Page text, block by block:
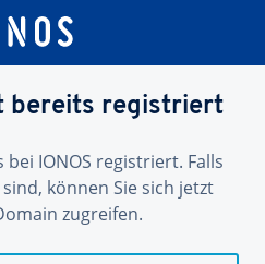
bereits registriert
IONOS registriert. Falls
können Sie sich jetzt
zugreifen.